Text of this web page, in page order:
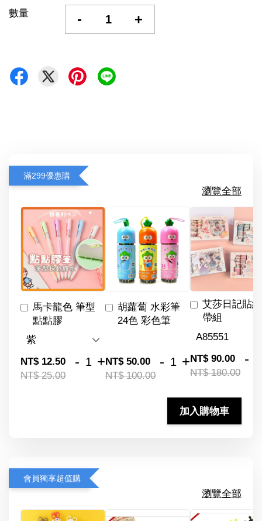
數量 - +
滿299優惠購
瀏覽全部
馬卡龍色 筆型
點點膠
NT$ 12.50
NT$ 25.00
- +
胡蘿蔔 水彩筆
24色 彩色筆
NT$ 50.00
NT$ 100.00
- +
艾莎日記貼
帶組
NT$ 90.00
NT$ 180.00
-
加入購物車
會員獨享超值購
瀏覽全部